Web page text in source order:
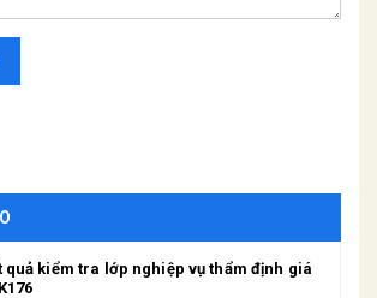
quả kiểm tra lớp nghiệp vụ thẩm định giá